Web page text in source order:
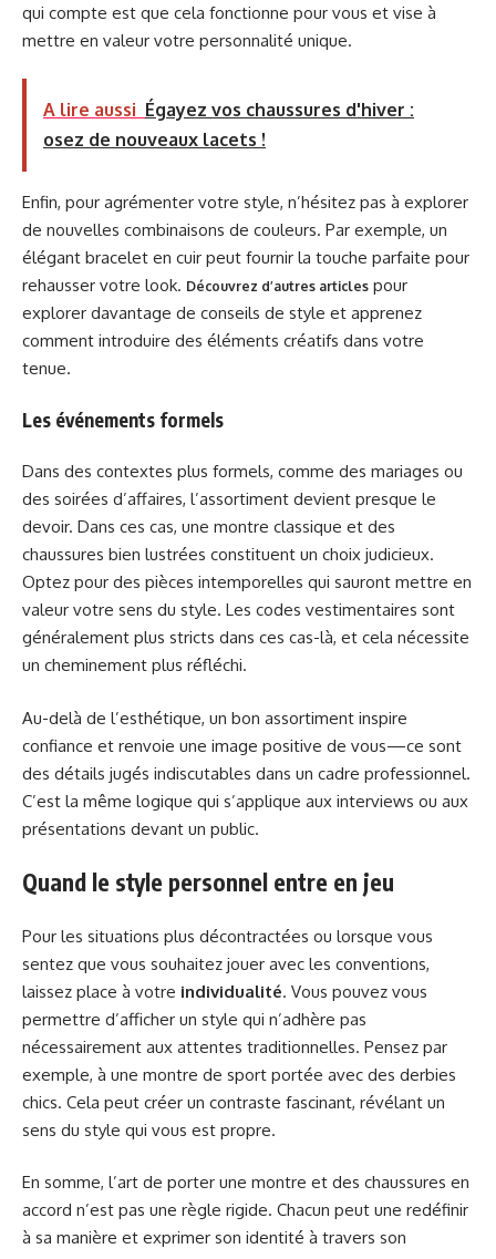
qui compte est que cela fonctionne pour vous et vise à
mettre en valeur votre personnalité unique.
A lire aussi Égayez vos chaussures d'hiver :
osez de nouveaux lacets !
Enfin, pour agrémenter votre style, n’hésitez pas à explorer
de nouvelles combinaisons de couleurs. Par exemple, un
élégant bracelet en cuir peut fournir la touche parfaite pour
rehausser votre look. Découvrez d’autres articles pour
explorer davantage de conseils de style et apprenez
comment introduire des éléments créatifs dans votre
tenue.
Les événements formels
Dans des contextes plus formels, comme des mariages ou
des soirées d’affaires, l’assortiment devient presque le
devoir. Dans ces cas, une montre classique et des
chaussures bien lustrées constituent un choix judicieux.
Optez pour des pièces intemporelles qui sauront mettre en
valeur votre sens du style. Les codes vestimentaires sont
généralement plus stricts dans ces cas-là, et cela nécessite
un cheminement plus réfléchi.
Au-delà de l’esthétique, un bon assortiment inspire
confiance et renvoie une image positive de vous—ce sont
des détails jugés indiscutables dans un cadre professionnel.
C’est la même logique qui s’applique aux interviews ou aux
présentations devant un public.
Quand le style personnel entre en jeu
Pour les situations plus décontractées ou lorsque vous
sentez que vous souhaitez jouer avec les conventions,
laissez place à votre individualité. Vous pouvez vous
permettre d’afficher un style qui n’adhère pas
nécessairement aux attentes traditionnelles. Pensez par
exemple, à une montre de sport portée avec des derbies
chics. Cela peut créer un contraste fascinant, révélant un
sens du style qui vous est propre.
En somme, l’art de porter une montre et des chaussures en
accord n’est pas une règle rigide. Chacun peut une redéfinir
à sa manière et exprimer son identité à travers son